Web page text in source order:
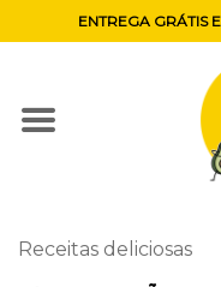
to
ENTREGA GRÁTIS
Receitas deliciosas